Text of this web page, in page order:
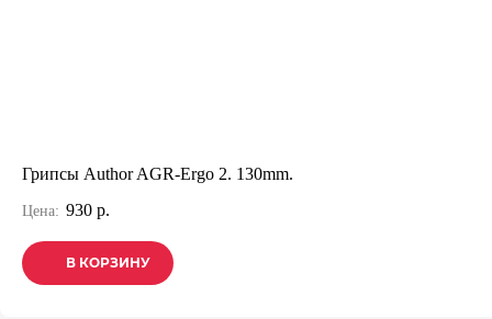
Грипсы Author AGR-Ergo 2. 130mm.
Цена: 930 р.
В КОРЗИНУ
В КОРЗИНУ
В КОРЗИНУ